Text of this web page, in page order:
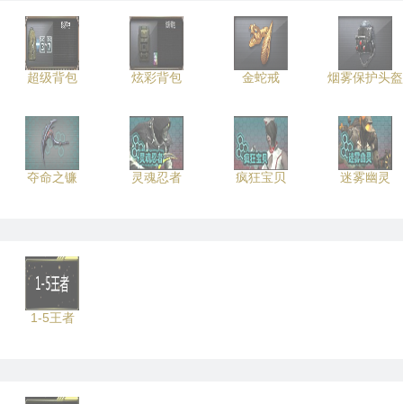
超级背包 炫彩背包 金蛇戒 烟雾保护头盔
夺命之镰 灵魂忍者 疯狂宝贝 迷雾幽灵
1-5王者